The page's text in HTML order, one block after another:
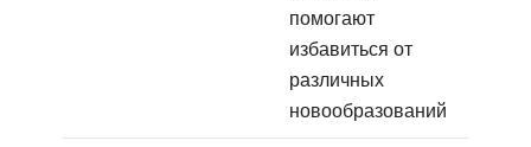
помогают
избавиться от
различных
новообразований